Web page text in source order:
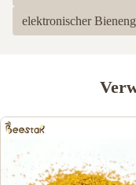
elektronischer